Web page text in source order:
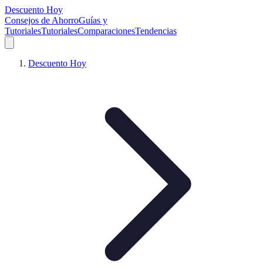
Descuento Hoy
Consejos de AhorroGuías y
TutorialesTutorialesComparacionesTendencias
Descuento Hoy